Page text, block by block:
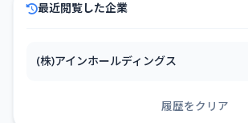
最近閲覧した企業
(株)アインホールディングス
履歴をクリア